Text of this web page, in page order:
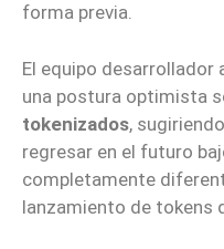
forma previa.
El equipo desarrollador
una postura optimista
tokenizados,
regresar en el futuro
completamente
lanzamiento de tokens